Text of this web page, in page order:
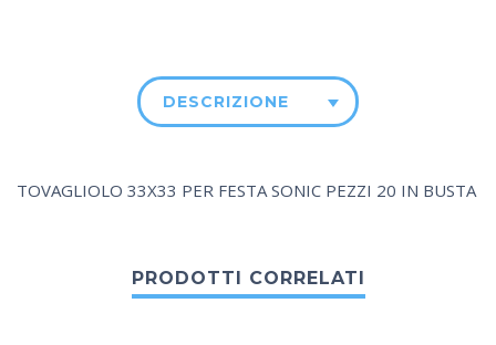
DESCRIZIONE
TOVAGLIOLO 33X33 PER FESTA SONIC PEZZI 20 IN BUSTA
PRODOTTI CORRELATI